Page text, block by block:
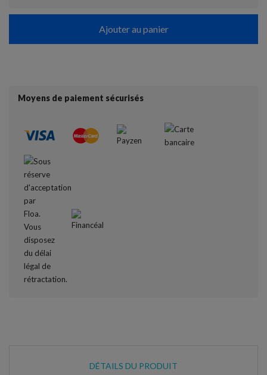
Ajouter au panier
Moyens de paiement sécurisés
DÉTAILS DU PRODUIT